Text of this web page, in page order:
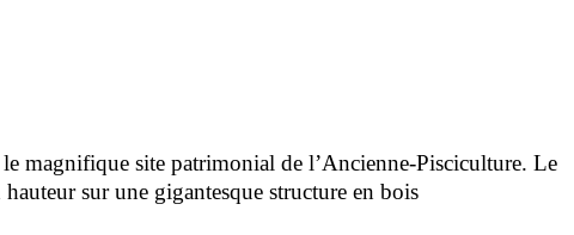
magnifique site patrimonial de l’Ancienne-Pisciculture. Le
sur une gigantesque structure en bois